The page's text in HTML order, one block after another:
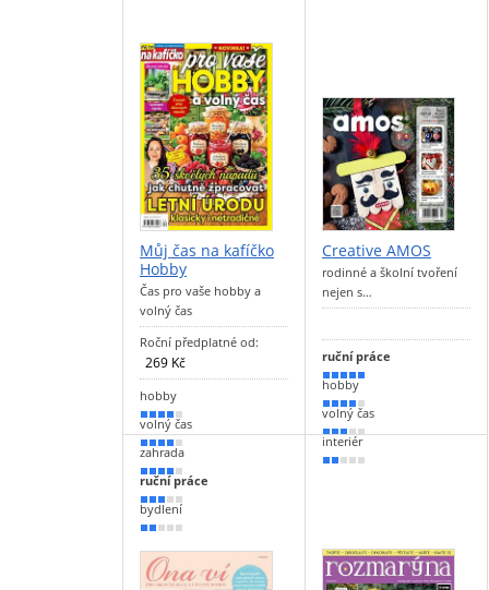
Můj čas na kafíčko
Hobby
Čas pro vaše hobby a
volný čas
Roční předplatné od:
269 Kč
hobby
80 %
volný čas
80 %
zahrada
70 %
ruční práce
50 %
bydlení
30 %
Creative AMOS
rodinné a školní tvoření
nejen s…
ruční práce
100 %
hobby
80 %
volný čas
60 %
interiér
30 %